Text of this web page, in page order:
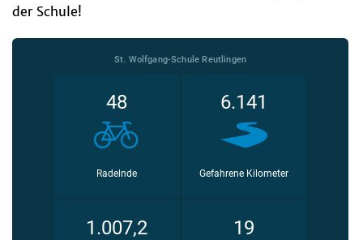
der Schule!